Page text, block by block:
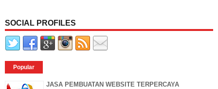
SOCIAL PROFILES
Popular
JASA PEMBUATAN WEBSITE TERPERCAYA